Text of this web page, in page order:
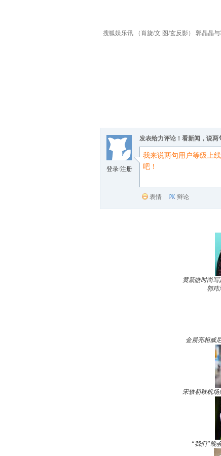
搜狐娱乐讯 （肖旋/文 图/玄反影） 郭晶晶
登录/注册
发表给力评论！看新闻，说两
表情 辩论
黄新皓时尚
郭玮
金晨亮相威
宋轶初秋机场
“我们”晚